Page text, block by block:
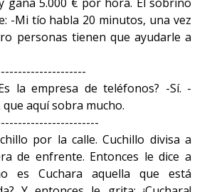
-Mi tío habla 20 minutos, una vez
personas tienen que ayudarle a
la empresa de teléfonos? -Sí. -
aquí sobra mucho.
por la calle. Cuchillo divisa a
de enfrente. Entonces le dice a
es Cuchara aquella que está